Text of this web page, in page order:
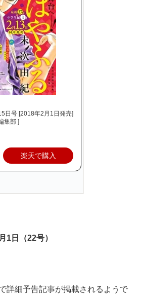
日号 [2018年2月1日発売]
集部 ]
楽天で購入
1日（22号）
詳細予告記事が掲載されるようで